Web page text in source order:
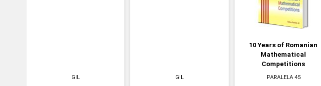
GIL GIL
10 Years of Romanian
Mathematical
Competitions
PARALELA 45